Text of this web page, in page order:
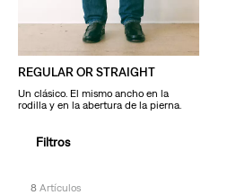
REGULAR OR STRAIGHT
Un clásico. El mismo ancho en la
rodilla y en la abertura de la pierna.
Filtros
8